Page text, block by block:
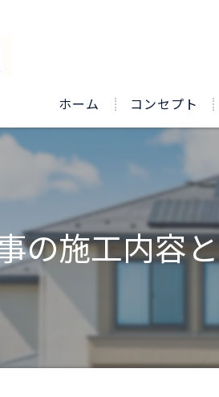
ホーム コンセプト
の施工内容